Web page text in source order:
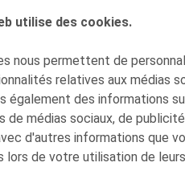
utilise des cookies.
nous permettent de
relatives aux médias
également des informations
de médias sociaux, de
d'autres informations que
de votre utilisation de